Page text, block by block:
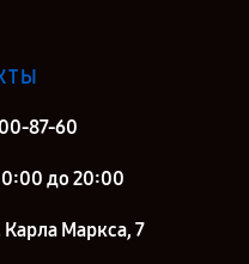
87-60
до 20:00
Маркса, 7